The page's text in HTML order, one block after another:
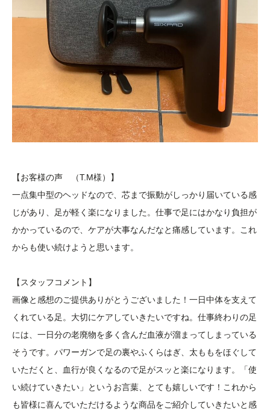
【お客様の声 （T.M様）】
一点集中型のヘッドなので、芯まで振動がしっかり届いている感
じがあり、足が軽く楽になりました。仕事で足にはかなり負担が
かかっているので、ケアが大事なんだなと痛感しています。これ
からも使い続けようと思います。
【スタッフコメント】
画像と感想のご提供ありがとうございました！一日中体を支えて
くれている足。大切にケアしていきたいですね。仕事終わりの足
には、一日分の老廃物を多く含んだ血液が溜まってしまっている
そうです。パワーガンで足の裏やふくらはぎ、太ももをほぐして
いただくと、血行が良くなるので足がスッと楽になります。「使
い続けていきたい」というお言葉、とても嬉しいです！これから
も皆様に喜んでいただけるような商品をご紹介していきたいと感